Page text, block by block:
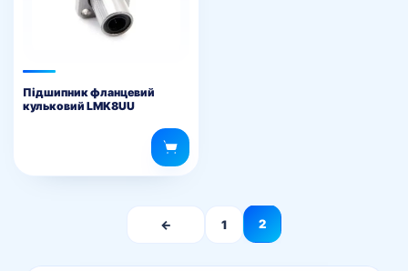
Підшипник фланцевий
кульковий LMK8UU
← 1 2